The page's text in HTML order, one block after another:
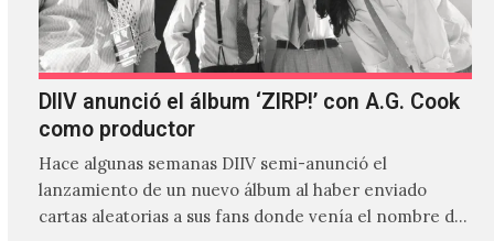
DIIV anunció el álbum ‘ZIRP!’ con A.G. Cook
como productor
Hace algunas semanas DIIV semi-anunció el
lanzamiento de un nuevo álbum al haber enviado
cartas aleatorias a sus fans donde venía el nombre de